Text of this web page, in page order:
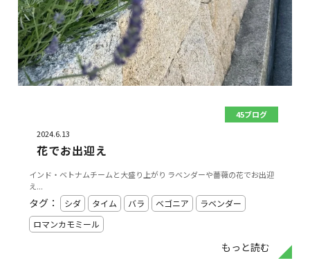
45ブログ
2024.6.13
花でお出迎え
インド・ベトナムチームと大盛り上がり ラベンダーや薔薇の花でお出迎
え...
もっと読む
タグ： シダ タイム バラ ベゴニア
ラベンダー
ロマンカモミール